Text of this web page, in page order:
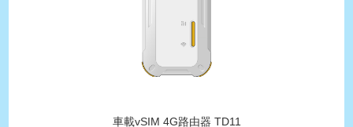
車載vSIM 4G路由器 TD11